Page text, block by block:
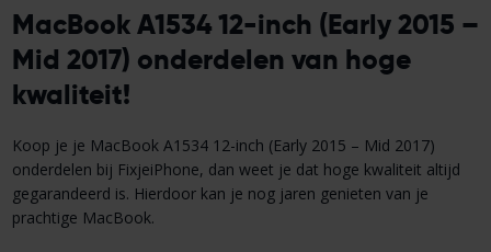
MacBook A1534 12-inch (Early 2015 –
Mid 2017) onderdelen van hoge
kwaliteit!
Koop je je MacBook A1534 12-inch (Early 2015 – Mid 2017)
onderdelen bij FixjeiPhone, dan weet je dat hoge kwaliteit altijd
gegarandeerd is. Hierdoor kan je nog jaren genieten van je
prachtige MacBook.